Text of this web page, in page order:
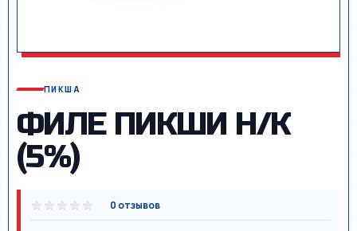
ПИКША
ФИЛЕ ПИКШИ Н/К
(5%)
0 отзывов